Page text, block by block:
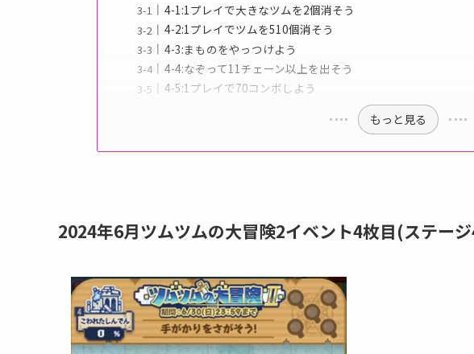
4-1:1プレイで大きなツムを2個消そう
4-2:1プレイでツムを510個消そう
4-3:まものをやっつけよう
4-4:なぞって11チェーン以上を出そう
4-5:1プレイで70コンボしよう
もっと見る
2024年6月ツムツムの大冒険2イベント4枚目(ステー